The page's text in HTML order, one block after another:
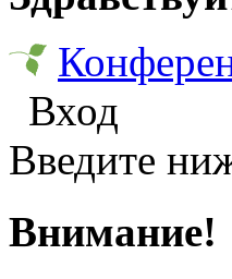
Вход
Введите
Внимание!